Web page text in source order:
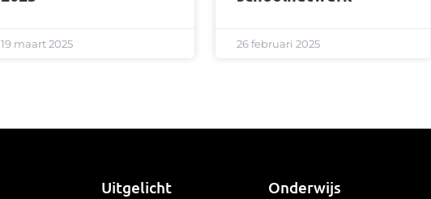
19 maart 2025 26 februari 2025
Uitgelicht Onderwijs